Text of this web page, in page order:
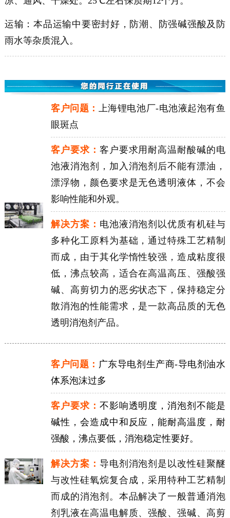
运输：本品运输中要密封好，防潮、防强碱强酸及防
雨水等杂质混入。
客户问题： 上海锂电池厂-电池液起泡有鱼
眼斑点
客户要求： 客户要求用耐高温耐酸碱的电
池液消泡剂，加入消泡剂后不能有漂油，
漂浮物，颜色要求是无色透明液体，不会
影响性能和外观。
解决方案： 电池液消泡剂以优质有机硅与
多种化工原料为基础，通过特殊工艺精制
而成，由于其化学惰性较强，造成粘度很
低，沸点较高，适合在高温高压、强酸强
碱、高剪切力的恶劣状态下，保持稳定分
散消泡的性能需求，是一款高品质的无色
透明消泡剂产品。
客户问题： 广东导电剂生产商-导电剂油水
体系泡沫过多
客户要求： 不影响透明度，消泡剂不能是
碱性，会造成中和反应，能耐高温度，耐
强酸，沸点要低，消泡稳定性要好。
解决方案： 导电剂消泡剂是以改性硅聚醚
与改性硅氧烷复合成，采用特种工艺精制
而成的消泡剂。本品解决了一般普通消泡
剂乳液在高温电解质、强酸、强碱、高剪